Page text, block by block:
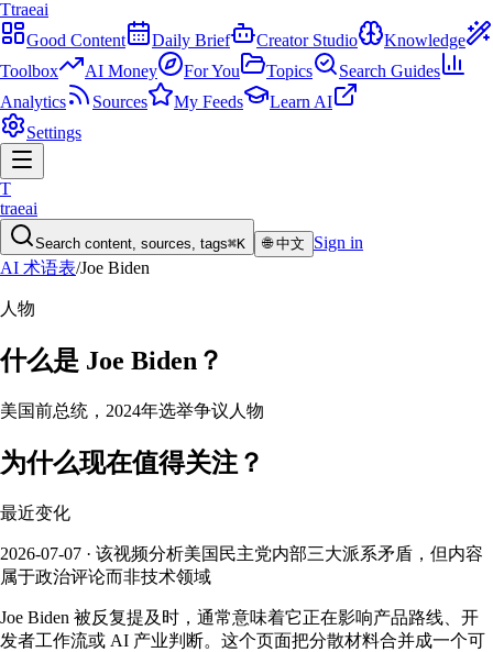
Ttraeai
Good Content
Daily Brief Creator Studio
Knowledge
Toolbox
AI Money For You Topics
Search Guides
Analytics
Sources My Feeds
Learn AI
Settings
T
traeai
Search content, sources, tags⌘K 🌐中文
Sign in
AI 术语表/Joe Biden
人物
什么是 Joe Biden ？
美国前总统，2024年选举争议人物
为什么现在值得关注？
最近变化
2026-07-07 · 该视频分析美国民主党内部三大派系矛盾，但内容
属于政治评论而非技术领域
Joe Biden 被反复提及时，通常意味着它正在影响产品路线、开
发者工作流或 AI 产业判断。这个页面把分散材料合并成一个可